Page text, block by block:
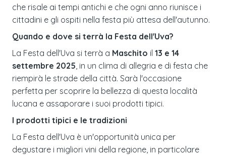
che risale ai tempi antichi e che ogni anno riunisce i
cittadini e gli ospiti nella festa più attesa dell'autunno.
Quando e dove si terrà la Festa dell'Uva?
La Festa dell'Uva si terrà a Maschito il 13 e 14
settembre 2025 , in un clima di allegria e di festa che
riempirà le strade della città. Sarà l'occasione
perfetta per scoprire la bellezza di questa località
lucana e assaporare i suoi prodotti tipici.
I prodotti tipici e le tradizioni
La Festa dell'Uva è un'opportunità unica per
degustare i migliori vini della regione, in particolare